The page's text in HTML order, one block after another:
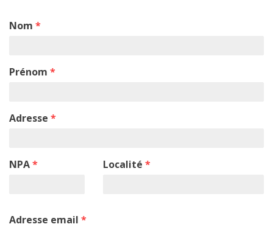
Nom *
Prénom *
Adresse *
NPA* Localité*
Adresse email *